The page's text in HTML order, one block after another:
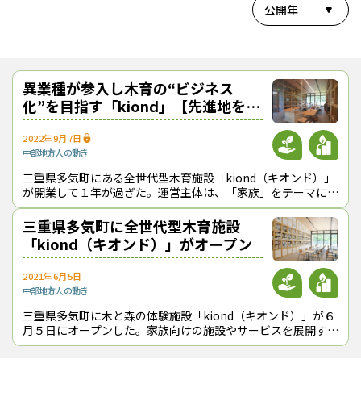
公開年
異業種が参入し木育の“ビジネス
化”を目指す「kiond」【先進地を訪
ねて】
2022年9月7日
中部地方人の動き
三重県多気町にある全世代型木育施設「kiond（キオンド）」
が開業して１年が過ぎた。運営主体は、「家族」をテーマにア
ミューズメント事業などを展開している（株）カーゾック（三
重県鈴鹿市）。「木にふれて、
三重県多気町に全世代型木育施設
「kiond（キオンド）」がオープン
2021年6月5日
中部地方人の動き
三重県多気町に木と森の体験施設「kiond（キオンド）」が６
月５日にオープンした。家族向けの施設やサービスを展開する
（株）カーゾック（三重県鈴鹿市、栗林由幸・代表取締役社